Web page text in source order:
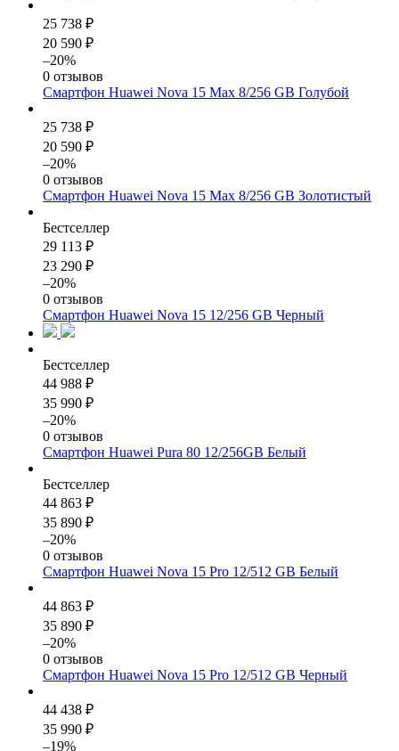
25 738 ₽
20 590 ₽
–20%
0 отзывов
Смартфон Huawei Nova 15 Max 8/256 GB Голубой
25 738 ₽
20 590 ₽
–20%
0 отзывов
Смартфон Huawei Nova 15 Max 8/256 GB Золотистый
Бестселлер
29 113 ₽
23 290 ₽
–20%
0 отзывов
Смартфон Huawei Nova 15 12/256 GB Черный
Бестселлер
44 988 ₽
35 990 ₽
–20%
0 отзывов
Смартфон Huawei Pura 80 12/256GB Белый
Бестселлер
44 863 ₽
35 890 ₽
–20%
0 отзывов
Смартфон Huawei Nova 15 Pro 12/512 GB Белый
44 863 ₽
35 890 ₽
–20%
0 отзывов
Смартфон Huawei Nova 15 Pro 12/512 GB Черный
44 438 ₽
35 990 ₽
–19%